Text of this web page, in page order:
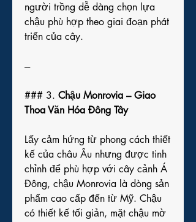
người trồng dễ dàng chọn lựa
chậu phù hợp theo giai đoạn phát
triển của cây.
---
### 3. Chậu Monrovia – Giao
Thoa Văn Hóa Đông Tây
Lấy cảm hứng từ phong cách thiết
kế của châu Âu nhưng được tinh
chỉnh để phù hợp với cây cảnh Á
Đông, chậu Monrovia là dòng sản
phẩm cao cấp đến từ Mỹ. Chậu
có thiết kế tối giản, mặt chậu mờ